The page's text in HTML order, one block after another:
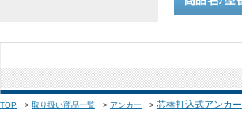
TOP > 取り扱い商品一覧 > アンカー > 芯棒打込式アンカー